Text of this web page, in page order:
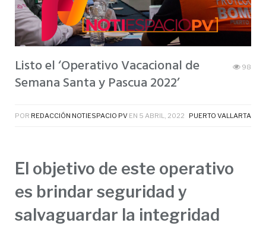
Listo el ‘Operativo Vacacional de
Semana Santa y Pascua 2022’
98
POR REDACCIÓN NOTIESPACIO PV EN 5 ABRIL, 2022 PUERTO VALLARTA
El objetivo de este operativo
es brindar seguridad y
salvaguardar la integridad